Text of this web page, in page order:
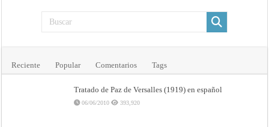
Reciente Popular Comentarios Tags
Tratado de Paz de Versalles (1919) en español
06/06/2010 393,920